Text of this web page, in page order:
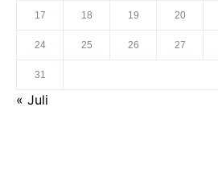
17 18 19 20
24 25 26 27
31
« Juli